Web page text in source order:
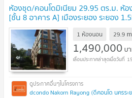
ห้องชุด/คอนโดมิเนียม 29.95 ตร.ม. ห้
[ชั้น 8 อาคาร A] เมืองระยอง ระยอง
1 ห้องนอน 29.9 m
1,490,000 บ
dcondo Nakorn Rayong (ดีคอนโด นครระ